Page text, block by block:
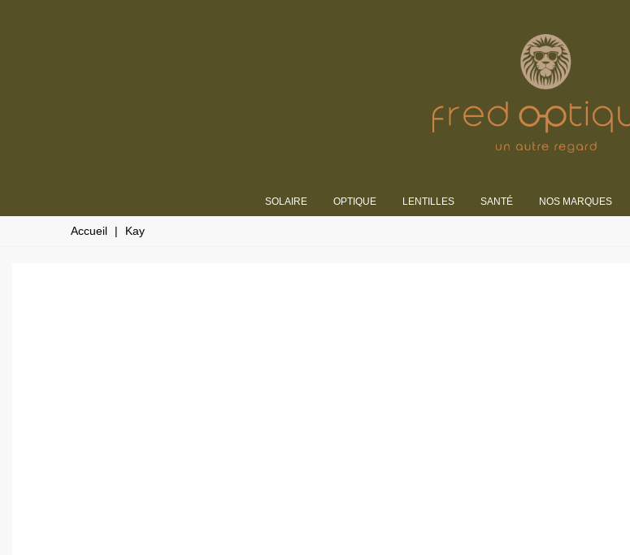
SOLAIRE OPTIQUE LENTILLES SANTÉ NOS MARQUES
Accueil | Kay